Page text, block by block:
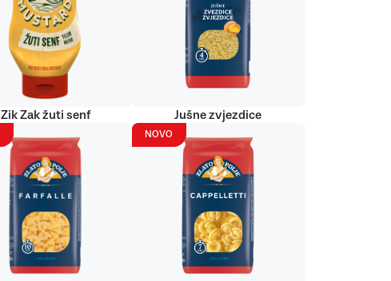
Zik Zak žuti senf Jušne zvjezdice
NOVO